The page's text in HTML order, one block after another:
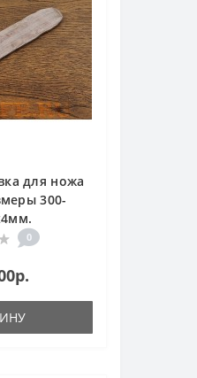
для ножа
300-
0